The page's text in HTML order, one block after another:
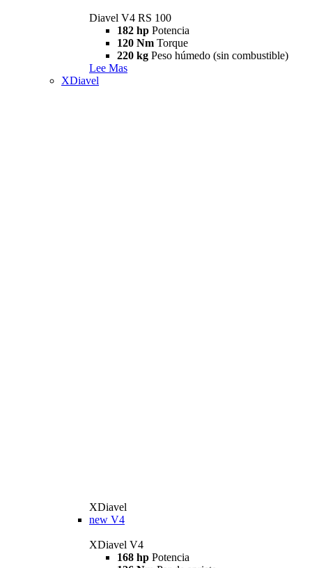
Diavel V4 RS 100
182 hp Potencia
120 Nm Torque
220 kg Peso húmedo (sin combustible)
Lee Mas
XDiavel
XDiavel
new V4
XDiavel V4
168 hp Potencia